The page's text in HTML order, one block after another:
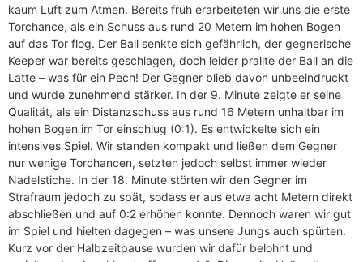
kaum Luft zum Atmen. Bereits früh erarbeiteten wir uns die erste
Torchance, als ein Schuss aus rund 20 Metern im hohen Bogen
auf das Tor flog. Der Ball senkte sich gefährlich, der gegnerische
Keeper war bereits geschlagen, doch leider prallte der Ball an die
Latte – was für ein Pech! Der Gegner blieb davon unbeeindruckt
und wurde zunehmend stärker. In der 9. Minute zeigte er seine
Qualität, als ein Distanzschuss aus rund 16 Metern unhaltbar im
hohen Bogen im Tor einschlug (0:1). Es entwickelte sich ein
intensives Spiel. Wir standen kompakt und ließen dem Gegner
nur wenige Torchancen, setzten jedoch selbst immer wieder
Nadelstiche. In der 18. Minute störten wir den Gegner im
Strafraum jedoch zu spät, sodass er aus etwa acht Metern direkt
abschließen und auf 0:2 erhöhen konnte. Dennoch waren wir gut
im Spiel und hielten dagegen – was unsere Jungs auch spürten.
Kurz vor der Halbzeitpause wurden wir dafür belohnt und